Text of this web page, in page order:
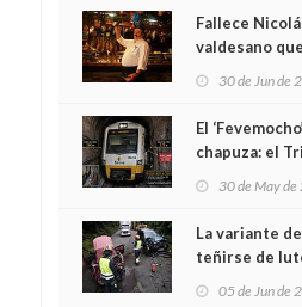
minutos
Fallece
valdesano
30 de Jun de
El
chapuza: el
sobrecoste
cabían por los
30 de May
La variante
teñirse de
05 de Jun de